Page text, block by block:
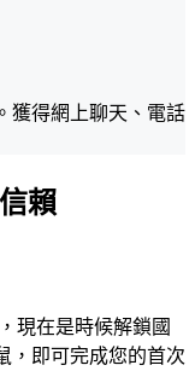
獲得網上聊天、電話
賴
現在是時候解鎖國
，即可完成您的首次